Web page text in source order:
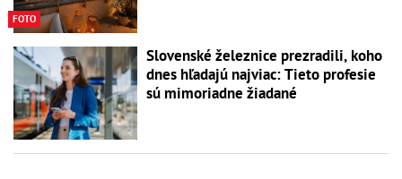
FOTO
Slovenské železnice prezradili, koho
dnes hľadajú najviac: Tieto profesie
sú mimoriadne žiadané